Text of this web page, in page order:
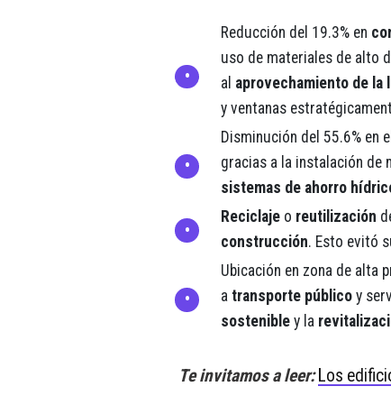
Reducción del 19.3% en
uso de materiales de alto
al aprovechamiento de la
y ventanas
Disminución del 55.6% en el
gracias a la instalación de
sistemas de ahorro
Reciclaje o reutilización
construcción. Esto evitó
Ubicación en zona de alta
a transporte públicoy
sostenibley la
Te invitamos a leer: Los